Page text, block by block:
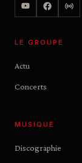
LE GROUPE
Actu
Concerts
MUSIQUE
Discographie